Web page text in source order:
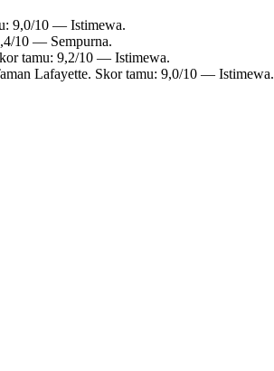
9,0/10 — Istimewa.
10 — Sempurna.
tamu: 9,2/10 — Istimewa.
Lafayette. Skor tamu: 9,0/10 — Istimewa.